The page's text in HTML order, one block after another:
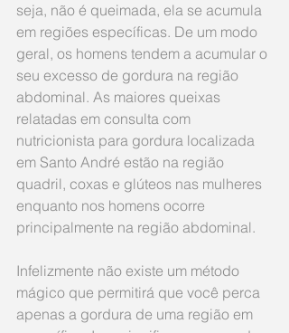
seja, não é queimada, ela se acumula
em regiões específicas. De um modo
geral, os homens tendem a acumular o
seu excesso de gordura na região
abdominal. As maiores queixas
relatadas em consulta com
nutricionista para gordura localizada
em Santo André estão na região
quadril, coxas e glúteos nas mulheres
enquanto nos homens ocorre
principalmente na região abdominal.
Infelizmente não existe um método
mágico que permitirá que você perca
apenas a gordura de uma região em